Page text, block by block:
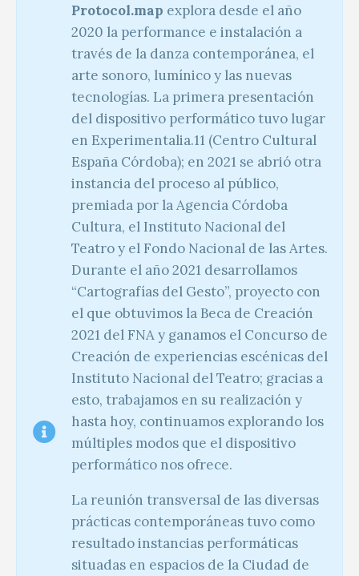
Protocol.map explora desde el año
2020 la performance e instalación a
través de la danza contemporánea, el
arte sonoro, lumínico y las nuevas
tecnologías. La primera presentación
del dispositivo performático tuvo lugar
en Experimentalia.11 (Centro Cultural
España Córdoba); en 2021 se abrió otra
instancia del proceso al público,
premiada por la Agencia Córdoba
Cultura, el Instituto Nacional del
Teatro y el Fondo Nacional de las Artes.
Durante el año 2021 desarrollamos
“Cartografías del Gesto”, proyecto con
el que obtuvimos la Beca de Creación
2021 del FNA y ganamos el Concurso de
Creación de experiencias escénicas del
Instituto Nacional del Teatro; gracias a
esto, trabajamos en su realización y
hasta hoy, continuamos explorando los
múltiples modos que el dispositivo
performático nos ofrece.
La reunión transversal de las diversas
prácticas contemporáneas tuvo como
resultado instancias performáticas
situadas en espacios de la Ciudad de